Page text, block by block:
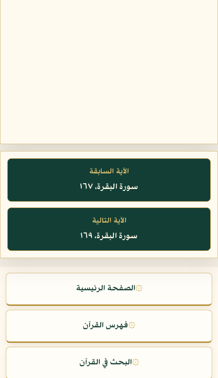
الآية السابقة
سورة البقرة، ١٦٧
الآية التالية
سورة البقرة، ١٦٩
۞الصفحة الرئيسية
۞فهرس القرآن
۞البحث في القرآن